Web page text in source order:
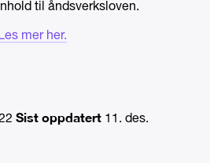
til åndsverksloven.
mer her.
Sist oppdatert 11. des.